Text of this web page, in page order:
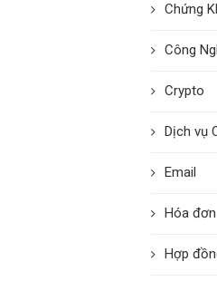
Chứng
Công
Crypto
Dịch vụ
Email
Hóa
Hợp